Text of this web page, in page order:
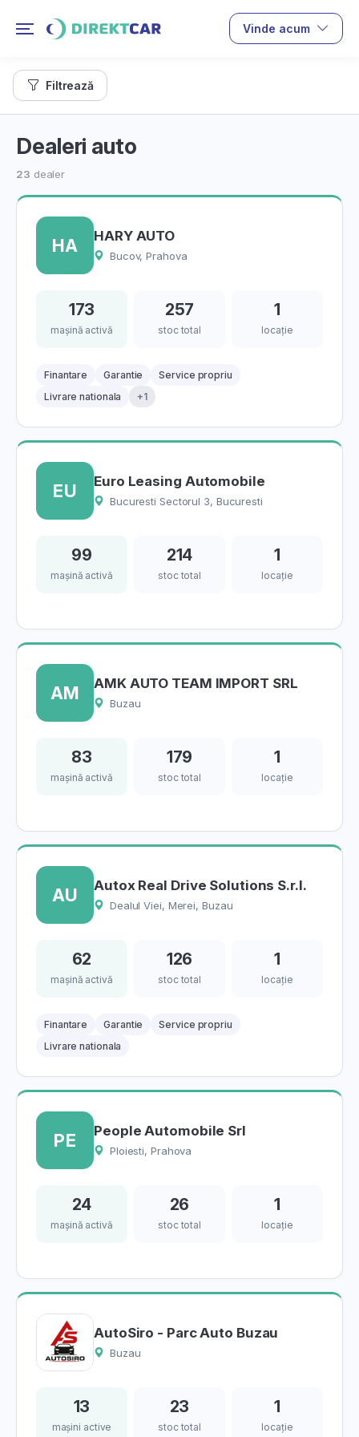
Vinde acum
Filtrează
Dealeri auto
23 dealer
HA HARY AUTO
Bucov, Prahova
173
mașină activă
257
stoc total
1
locație
Finantare Garantie
Service propriu
Livrare nationala
+1
EU Euro Leasing Automobile
Bucuresti Sectorul 3, Bucuresti
99
mașină activă
214
stoc total
1
locație
AM AMK AUTO TEAM IMPORT SRL
Buzau
83
mașină activă
179
stoc total
1
locație
AU Autox Real Drive Solutions S.r.l.
Dealul Viei, Merei, Buzau
62
mașină activă
126
stoc total
1
locație
Finantare Garantie
Service propriu
Livrare nationala
PE People Automobile Srl
Ploiesti, Prahova
24
mașină activă
26
stoc total
1
locație
AutoSiro - Parc Auto Buzau
Buzau
13
mașini active
23
stoc total
1
locație